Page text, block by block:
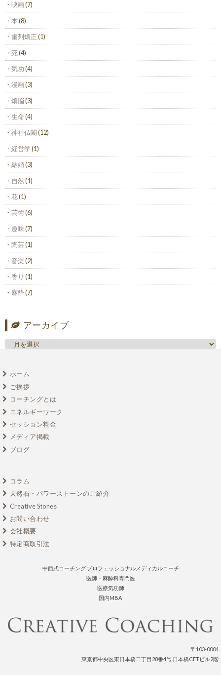
映画(7)
本(8)
歯列矯正(1)
死(4)
気功(4)
漫画(3)
煩悩(3)
生命(4)
神社仏閣(12)
経営学(1)
結婚(3)
自然(1)
花(1)
芸術(6)
趣味(7)
陶芸(1)
音楽(2)
香り (1)
麻酔(7)
アーカイブ
ホーム
ご挨拶
コーチングとは
エネルギーワーク
セッション料金
メディア掲載
ブログ
コラム
天然石・パワーストーンのご紹介
Creative Stones
お問い合わせ
会社概要
特定商取引法
中西式コーチング プロフェッショナルメディカルコーチ
医師・麻酔科専門医
医療気功師
国内MBA
〒103-0004
東京都中央区東日本橋二丁目28番4号 日本橋CETビル2階